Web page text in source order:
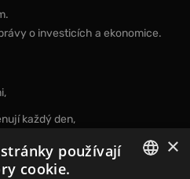
o investicích a ekonomice.
každý den,
×
používají
cookie.